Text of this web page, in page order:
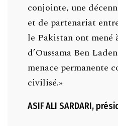
conjointe, une
et de partenariat
le Pakistan ont mené
d’Oussama Ben
menace permanente
civilisé.»
ASIF ALI SARDARI,